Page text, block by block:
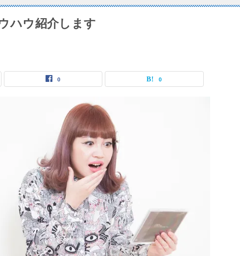
ハウ紹介します
0 0